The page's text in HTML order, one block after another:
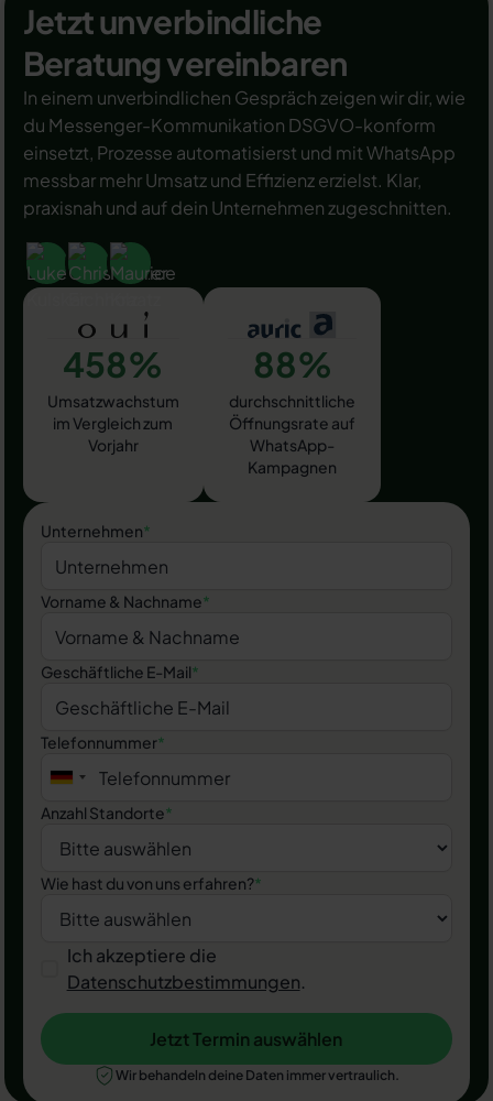
Jetzt unverbindliche
Beratung vereinbaren
In einem unverbindlichen Gespräch zeigen wir dir, wie
du Messenger-Kommunikation DSGVO-konform
einsetzt, Prozesse automatisierst und mit WhatsApp
messbar mehr Umsatz und Effizienz erzielst. Klar,
praxisnah und auf dein Unternehmen zugeschnitten.
458%
Umsatzwachstum
im Vergleich zum
Vorjahr
88%
durchschnittliche
Öffnungsrate auf
WhatsApp-
Kampagnen
Unternehmen*
Vorname & Nachname*
Geschäftliche E-Mail*
Telefonnummer*
Anzahl Standorte*
Wie hast du von uns erfahren?*
Ich akzeptiere die
Datenschutzbestimmungen.
Jetzt Termin auswählen
Jetzt Termin auswählen
Wir behandeln deine Daten immer vertraulich.